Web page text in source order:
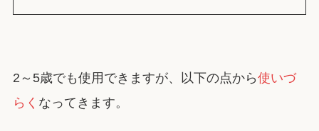
2～5歳でも使用できますが、以下の点から使いづ
らく なってきます。